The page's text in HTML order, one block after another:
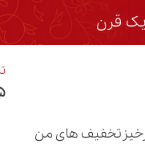
قرن
تخفیف های من